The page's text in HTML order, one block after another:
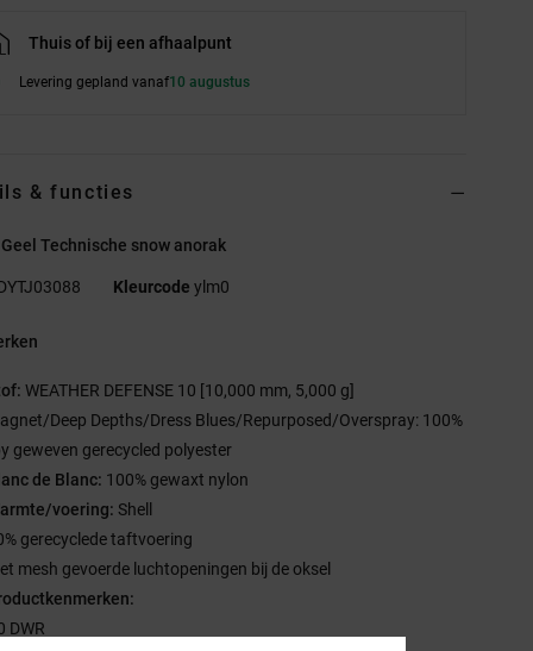
Thuis of bij een afhaalpunt
Levering gepland vanaf10 augustus
& functies
Technische snow anorak
Kleurcode ylm0
WEATHER DEFENSE 10 [10,000 mm, 5,000 g]
Deep Depths/Dress Blues/Repurposed/Overspray: 100%
geweven gerecycled polyester
de Blanc: 100% gewaxt nylon
voering: Shell
gerecyclede taftvoering
mesh gevoerde luchtopeningen bij de oksel
DWR